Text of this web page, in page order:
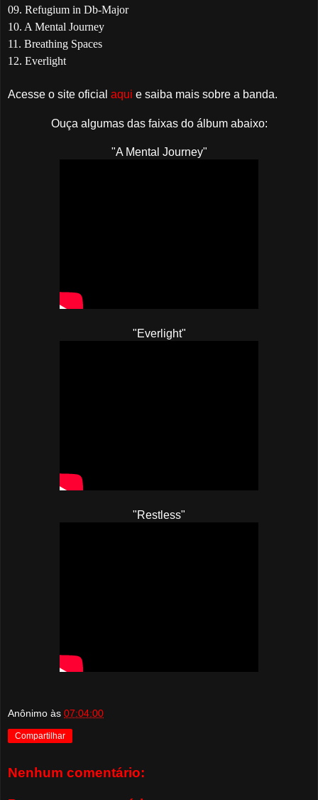
09. Refugium in Db-Major
10. A Mental Journey
11. Breathing Spaces
12. Everlight
Acesse o site oficial aqui e saiba mais sobre a banda.
Ouça algumas das faixas do álbum abaixo:
"A Mental Journey"
"Everlight"
"Restless"
Anônimo às 07:04:00
Compartilhar
Nenhum comentário: